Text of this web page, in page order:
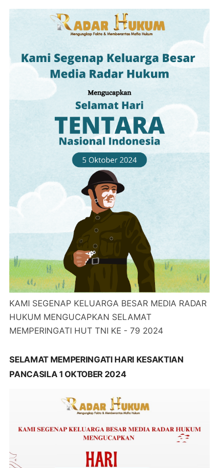
KAMI SEGENAP KELUARGA BESAR MEDIA RADAR
HUKUM MENGUCAPKAN SELAMAT
MEMPERINGATI HUT TNI KE - 79 2024
SELAMAT MEMPERINGATI HARI KESAKTIAN
PANCASILA 1 OKTOBER 2024